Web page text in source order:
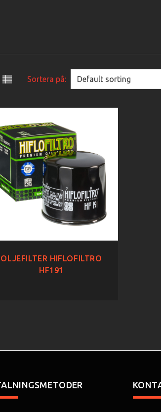
Sortera på:
OLJEFILTER HIFLOFILTRO
HF191